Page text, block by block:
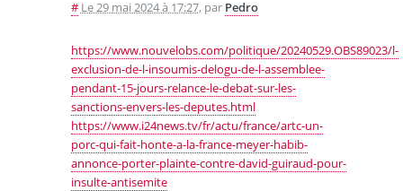
# Le 29 mai 2024 à 17:27, par Pedro
https://www.nouvelobs.com/politique/20240529.OBS89023/l-
exclusion-de-l-insoumis-delogu-de-l-assemblee-
pendant-15-jours-relance-le-debat-sur-les-
sanctions-envers-les-deputes.html
https://www.i24news.tv/fr/actu/france/artc-un-
porc-qui-fait-honte-a-la-france-meyer-habib-
annonce-porter-plainte-contre-david-guiraud-pour-
insulte-antisemite